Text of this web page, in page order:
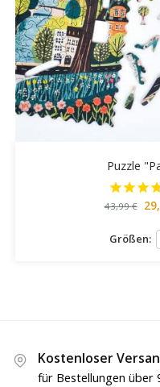
Puzzle
43,99€
Größen:
Kostenloser
für Bestellungen über